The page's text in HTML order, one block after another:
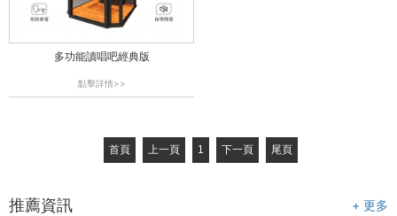
多功能讀唱吧經典版
點擊詳情>>
首頁 上一頁 1 下一頁 尾頁
推薦資訊 + 更多